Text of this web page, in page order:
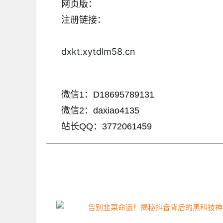
网页版：
注册链接：
dxkt.xytdlm58.cn
微信1：D18695789131
微信2：daxiao4135
站长QQ：3772061459